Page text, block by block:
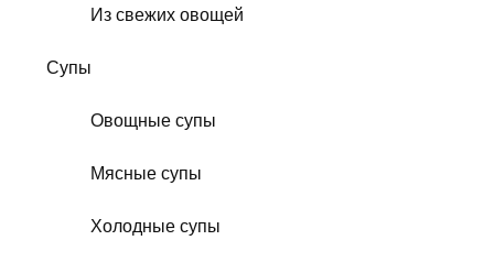
Из свежих овощей
Супы
Овощные супы
Мясные супы
Холодные супы